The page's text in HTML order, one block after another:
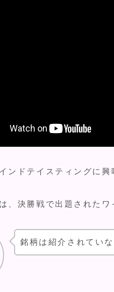
ンドテイスティングに
、決勝戦で出題された
銘柄は紹介されてい